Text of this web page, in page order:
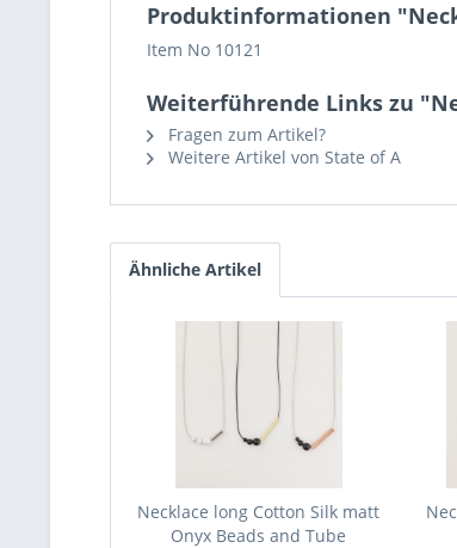
Produktinformationen
Item No 10121
Weiterführende Links zu
Fragen zum Artikel?
Weitere Artikel von State of A
Ähnliche Artikel
Necklace long Cotton Silk matt
Onyx Beads and Tube